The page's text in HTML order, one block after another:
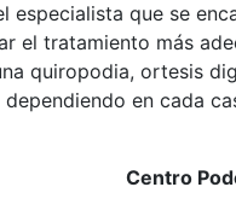
especialista que se
el tratamiento más
quiropodia, ortesis
en cada
Centro